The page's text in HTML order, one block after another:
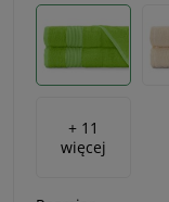
+ 11
więcej